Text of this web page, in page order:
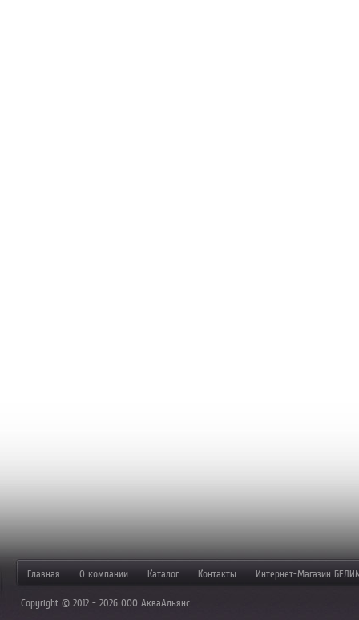
Главная О компании Каталог Контакты Интернет-Магазин
Copyright © 2012 - 2026 ООО АкваАльянс